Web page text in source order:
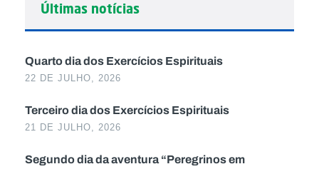
Últimas notícias
Quarto dia dos Exercícios Espirituais
22 DE JULHO, 2026
Terceiro dia dos Exercícios Espirituais
21 DE JULHO, 2026
Segundo dia da aventura “Peregrinos em